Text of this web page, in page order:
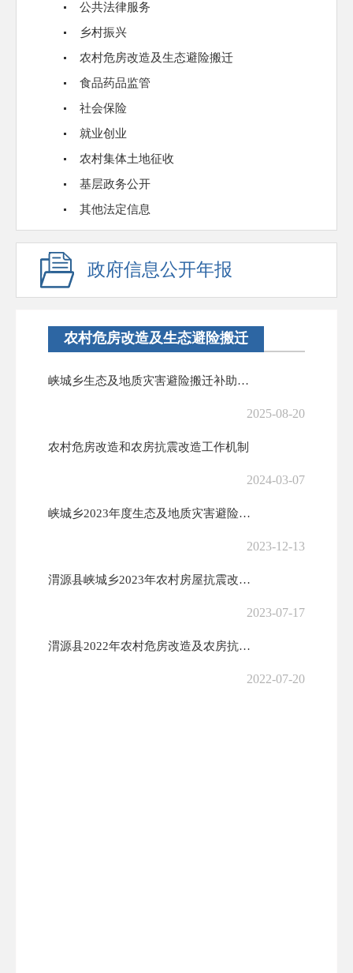
公共法律服务
乡村振兴
农村危房改造及生态避险搬迁
食品药品监管
社会保险
就业创业
农村集体土地征收
基层政务公开
其他法定信息
政府信息公开年报
农村危房改造及生态避险搬迁
峡城乡生态及地质灾害避险搬迁补助资金发放台账
2025-08-20
农村危房改造和农房抗震改造工作机制
2024-03-07
峡城乡2023年度生态及地质灾害避险搬迁户信息表
2023-12-13
渭源县峡城乡2023年农村房屋抗震改造资金补助花名册
2023-07-17
渭源县2022年农村危房改造及农房抗震改造工作方案
2022-07-20